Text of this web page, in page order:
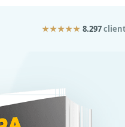
★★★★★ 8.297